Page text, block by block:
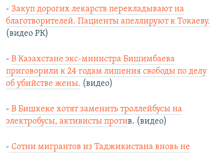
- Закуп дорогих лекарств перекладывают на
благотворителей. Пациенты апеллируют к Токаеву.
(видео РК)
- В Казахстане экс-министра Бишимбаева
приговорили к 24 годам лишения свободы по делу
об убийстве жены. (видео)
- В Бишкеке хотят заменить троллейбусы на
электробусы, активисты против. (видео)
- Сотни мигрантов из Таджикистана вновь не